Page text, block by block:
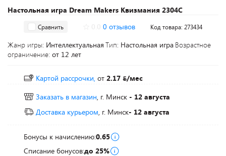
Настольная игра Dream Makers Квизмания 2304C
Сравнить 0 отзывов Код товара: 273434
Жанр игры: Интеллектуальная Тип: Настольная игра Возрастное
ограничение: от 12 лет
Картой рассрочки, от 2.17
/мес
Заказать в магазин, г. Минск - 12 августа
Доставка курьером, г. Минск- 12 августа
Бонусы к начислению:0.65
Списание бонусов:до 25%